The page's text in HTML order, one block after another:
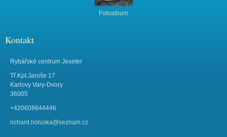
Fotoalbum
Kontakt
Rybářské centrum Jeseter
Tř.Kpt.Jaroše 17
Karlovy Vary-Dvory
36005
+420608644446
richard.holuska@seznam.cz